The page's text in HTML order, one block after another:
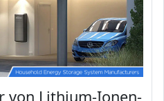
von Lithium-Ionen-